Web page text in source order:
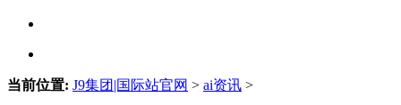
当前位置: J9集团|国际站官网 > ai资讯 >